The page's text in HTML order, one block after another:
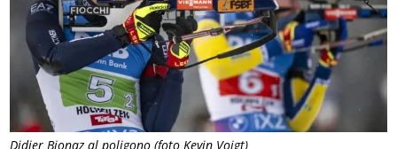
Didier Bionaz al poligono (foto Kevin Voigt)